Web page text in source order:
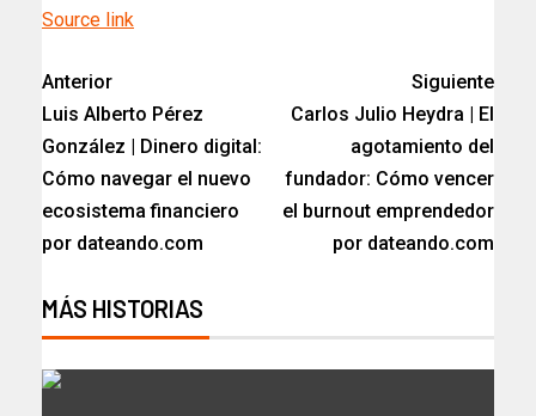
Source link
Anterior
Luis Alberto Pérez
González | Dinero digital:
Cómo navegar el nuevo
ecosistema financiero
por dateando.com
Siguiente
Carlos Julio Heydra | El
agotamiento del
fundador: Cómo vencer
el burnout emprendedor
por dateando.com
MÁS HISTORIAS